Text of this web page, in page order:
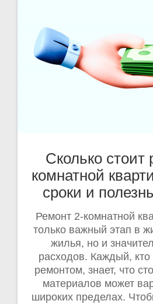
Сколько стоит
комнатной
сроки и
Ремонт 2-комнатной
только важный этап в
жилья, но и
расходов. Каждый, кто
ремонтом, знает, что
материалов может
широких пределах.